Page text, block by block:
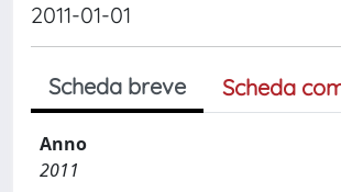
2011-01-01
Scheda breve Scheda
Anno
2011